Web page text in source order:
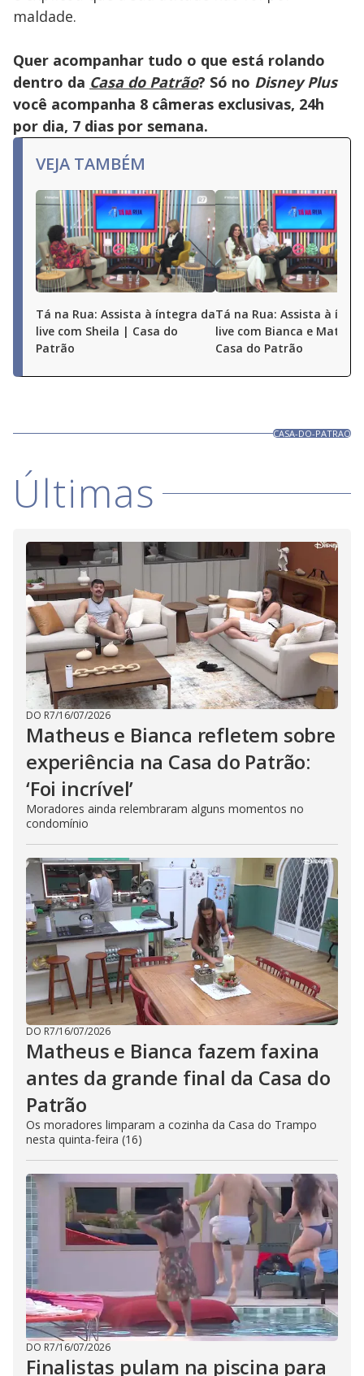
maldade.
Quer acompanhar tudo o que está rolando
dentro da Casa do Patrão? Só no Disney Plus
você acompanha 8 câmeras exclusivas, 24h
por dia, 7 dias por semana.
VEJA TAMBÉM
Tá na Rua: Assista à íntegra da
live com Sheila | Casa do
Patrão
Tá na Rua: Assista à
live com Bianca e
Casa do Patrão
CASA-DO-PATRAO
Últimas
DO R7/16/07/2026
Matheus e Bianca refletem sobre
experiência na Casa do Patrão:
‘Foi incrível’
Moradores ainda relembraram alguns momentos no
condomínio
DO R7/16/07/2026
Matheus e Bianca fazem faxina
antes da grande final da Casa do
Patrão
Os moradores limparam a cozinha da Casa do Trampo
nesta quinta-feira (16)
DO R7/16/07/2026
Finalistas pulam na piscina para